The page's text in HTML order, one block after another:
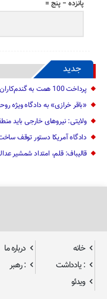
پانزده − پنج =
جدید
پرداخت 100 همت به گندم‌کاران تا 22 مرداد
«باقر خرازی» به دادگاه ویژه
ولایتی: نیرو‌های خارجی باید
دادگاه آمریکا دستور توقف ساخت سالن ۴۰۰ میلیون دلاری
قالیباف: قلم، امتداد شمشیر
خانه درباره ما
: یادداشت
: رهبر
ویدئو